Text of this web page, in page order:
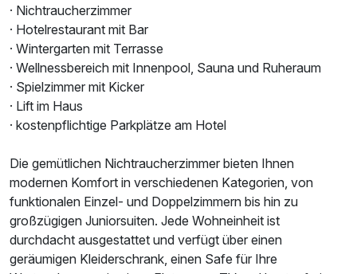
Ausstattung
· Nichtraucherzimmer
· Hotelrestaurant mit Bar
· Wintergarten mit Terrasse
· Wellnessbereich mit Innenpool, Sauna und Ruheraum
· Spielzimmer mit Kicker
· Lift im Haus
· kostenpflichtige Parkplätze am Hotel
Die gemütlichen Nichtraucherzimmer bieten Ihnen
modernen Komfort in verschiedenen Kategorien, von
funktionalen Einzel- und Doppelzimmern bis hin zu
großzügigen Juniorsuiten. Jede Wohneinheit ist
durchdacht ausgestattet und verfügt über einen
geräumigen Kleiderschrank, einen Safe für Ihre